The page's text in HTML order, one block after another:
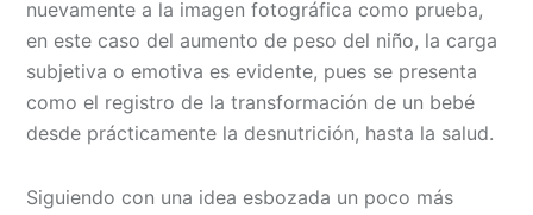
nuevamente a la imagen fotográfica como prueba,
en este caso del aumento de peso del niño, la carga
subjetiva o emotiva es evidente, pues se presenta
como el registro de la transformación de un bebé
desde prácticamente la desnutrición, hasta la salud.
Siguiendo con una idea esbozada un poco más